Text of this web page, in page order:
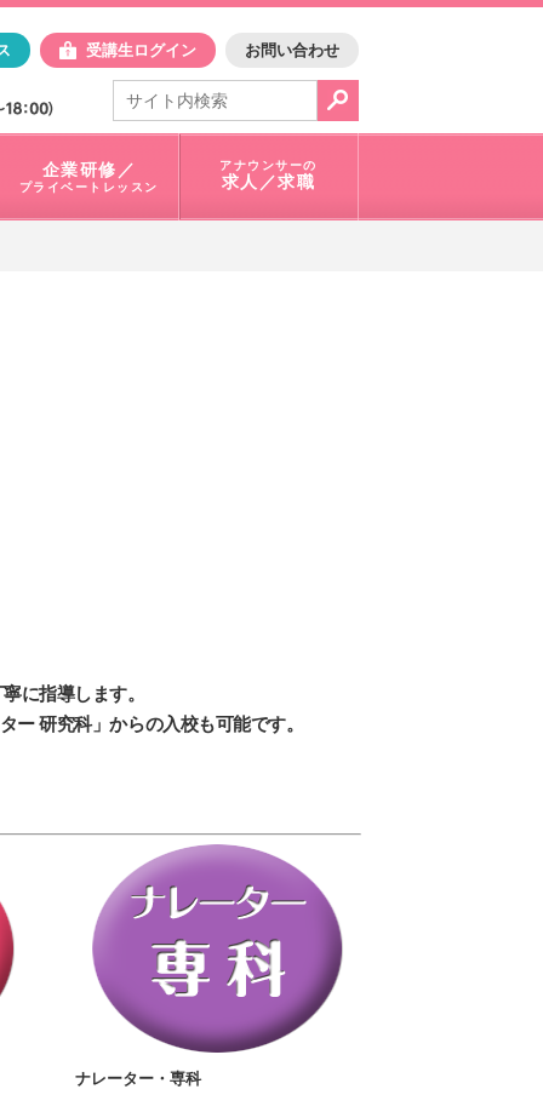
アスク
受講生ログイン お問い合わせ
電話で問合せ：
03-3401-1010
企業研修／
プライベートレッスン
アナウンサーの
求人／求職
に指導します。
研究科」からの入校も可能です。
ナレーター・専科